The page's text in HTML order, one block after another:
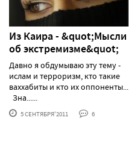
Из Каира - &quot;Мысли
об экстремизме&quot;
Давно я обдумываю эту тему -
ислам и терроризм, кто такие
ваххабиты и кто их оппоненты...
Зна......
5 СЕНТЯБРЯ'2011 6